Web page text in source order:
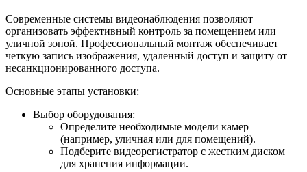
Современные системы видеонаблюдения позволяют
организовать эффективный контроль за помещением или
уличной зоной. Профессиональный монтаж обеспечивает
четкую запись изображения, удаленный доступ и защиту от
несанкционированного доступа.
Основные этапы установки:
Выбор оборудования:
Определите необходимые модели камер
(например, уличная или для помещений).
Подберите видеорегистратор с жестким диском
для хранения информации.